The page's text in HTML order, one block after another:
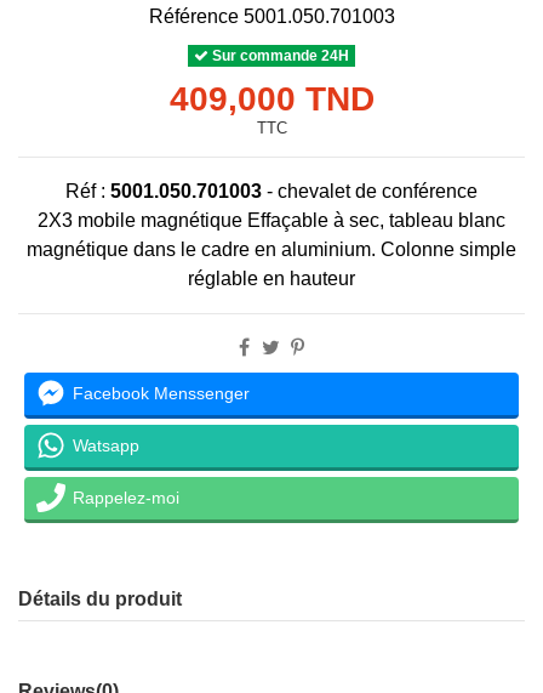
Référence 5001.050.701003
Sur commande 24H
409,000 TND
TTC
Réf : 5001.050.701003 - chevalet de conférence
2X3 mobile magnétique Effaçable à sec, tableau blanc
magnétique dans le cadre en aluminium. Colonne simple
réglable en hauteur
Facebook Menssenger
Watsapp
Rappelez-moi
Détails du produit